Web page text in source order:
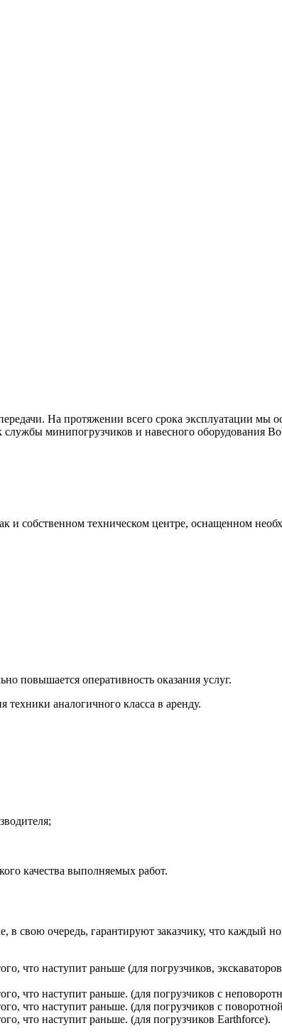
На протяжении всего срока эксплуатации мы
службы минипогрузчиков и навесного оборудования
собственном техническом центре, оснащенном
повышается оперативность оказания услуг.
аналогичного класса в аренду.
качества выполняемых работ.
свою очередь, гарантируют заказчику, что каждый
что наступит раньше (для погрузчиков,
что наступит раньше. (для погрузчиков с
что наступит раньше. (для погрузчиков с
что наступит раньше. (для погрузчиков Earthforce).